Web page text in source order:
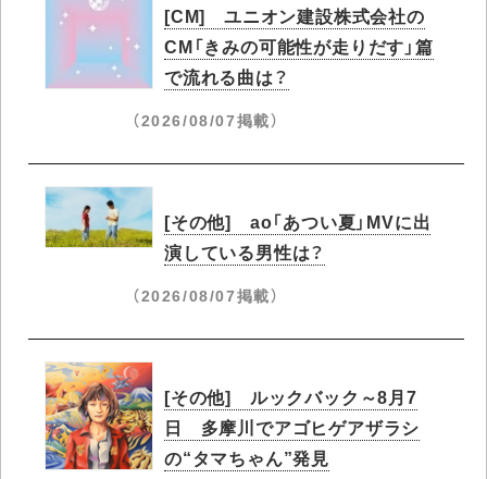
[CM] ユニオン建設株式会社の
CM「きみの可能性が走りだす」篇
で流れる曲は？
（2026/08/07掲載）
[その他] ao「あつい夏」MVに出
演している男性は？
（2026/08/07掲載）
[その他] ルックバック～8月7
日 多摩川でアゴヒゲアザラシ
の“タマちゃん”発見